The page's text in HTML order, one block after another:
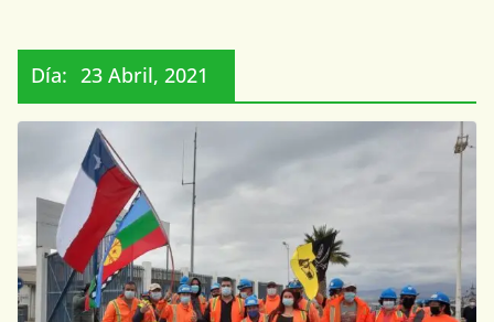
Día: 23 Abril, 2021